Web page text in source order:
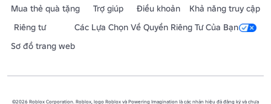
Mua thẻ quà tặng
Trợ giúp Điều khoản
Khả năng truy cập
Riêng tư
Các Lựa Chọn Về Quyền Riêng Tư Của Bạn
Sơ đồ trang web
©2026 Roblox Corporation. Roblox, logo Roblox và Powering Imagination là các nhãn hiệu đã đăng ký và chưa